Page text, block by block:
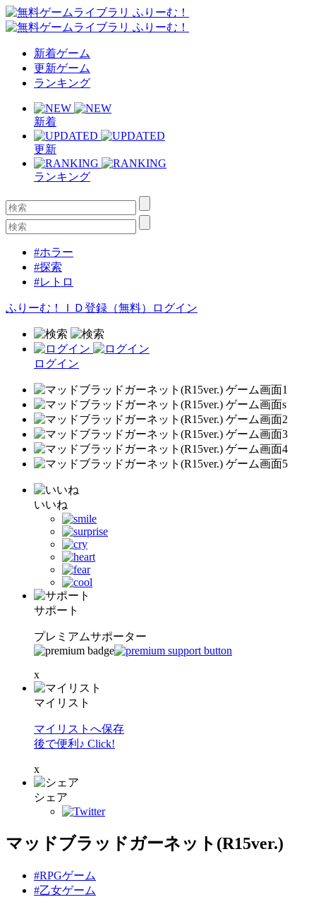
新着ゲーム
更新ゲーム
ランキング
新着
更新
ランキング
#ホラー
#探索
#レトロ
ふりーむ！ＩＤ登録（無料） ログイン
ログイン
いいね
サポート
プレミアムサポーター
x
マイリスト
マイリストへ保存
後で便利♪ Click!
x
シェア
マッドブラッドガーネット(R15ver.)
#RPGゲーム
#乙女ゲーム